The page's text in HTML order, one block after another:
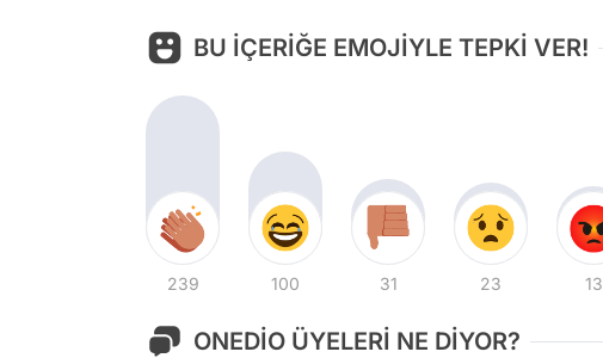
BU İÇERİĞE EMOJİYLE TEPKİ VER!
239 100 31 23 13
ONEDİO ÜYELERİ NE DİYOR?